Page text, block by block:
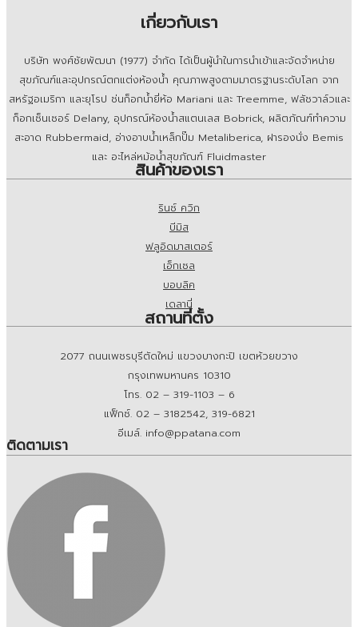
เกี่ยวกับเรา
บริษัท พงศ์ชัยพัฒนา (1977) จำกัด ได้เป็นผู้นำในการนำเข้าและจัดจำหน่าย
สุขภัณฑ์และอุปกรณ์ตกแต่งห้องน้ำ คุณภาพสูงตามมาตรฐานระดับโลก จาก
สหรัฐอเมริกา และยุโรป ช่นก็อกน้ำยี่ห้อ Mariani และ Treemme, ฟลัชวาล์วและ
ก็อกเซ็นเซอร์ Delany, อุปกรณ์ห้องน้ำสแตนเลส Bobrick, ผลิตภัณฑ์ทำความ
สะอาด Rubbermaid, อ่างอาบน้ำเหล็กปั๊ม Metaliberica, ฝารองนั่ง Bemis
และ อะไหล่หม้อน้ำสุขภัณฑ์ Fluidmaster
สินค้าของเรา
รินซ์ ควิก
บีมิส
ฟลูอิดมาสเตอร์
เอ็กเซล
บอบลิค
เดลานี่
สถานที่ตั้ง
2077 ถนนเพชรบุรีตัดใหม่ แขวงบางกะปิ เขตห้วยขวาง
กรุงเทพมหานคร 10310
โทร. 02 – 319-1103 – 6
แฟ็กซ์. 02 – 3182542, 319-6821
อีเมล์. info@ppatana.com
ติดตามเรา